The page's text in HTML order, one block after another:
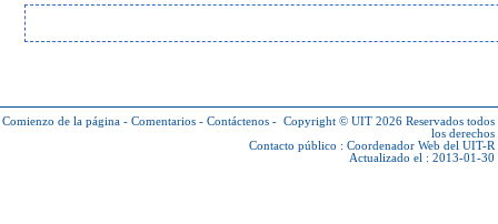
Comienzo de la página - Comentarios - Contáctenos - Copyright © UIT 2026 Reservados todos
los derechos
Contacto público : Coordenador Web del UIT-R
Actualizado el : 2013-01-30